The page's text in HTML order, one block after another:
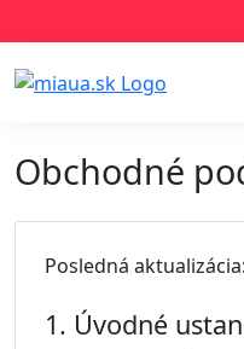
Obchodné
Posledná
1. Úvodné